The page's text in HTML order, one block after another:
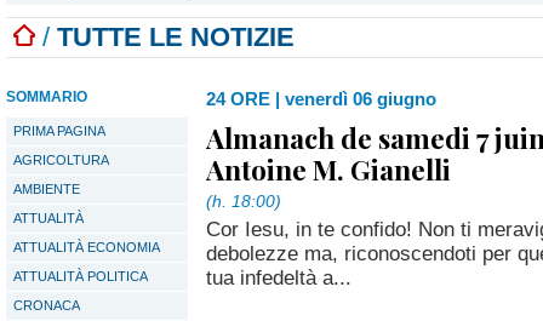
/ TUTTE LE NOTIZIE
SOMMARIO
PRIMA PAGINA
AGRICOLTURA
AMBIENTE
ATTUALITÀ
ATTUALITÀ ECONOMIA
ATTUALITÀ POLITICA
CRONACA
24 ORE | venerdì 06 giugno
Almanach de samedi 7
Antoine M. Gianelli
(h. 18:00)
Cor Iesu, in te confido! Non ti
debolezze ma, riconoscendoti per
tua infedeltà a...